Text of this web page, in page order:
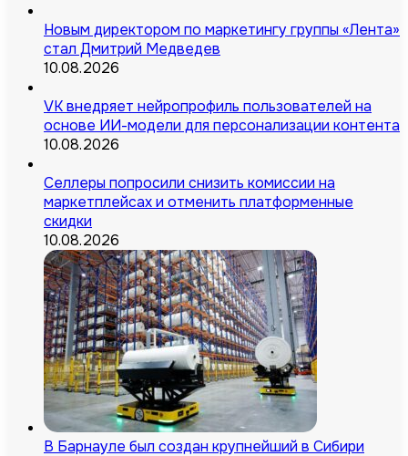
Новым директором по маркетингу группы «Лента»
стал Дмитрий Медведев
10.08.2026
VK внедряет нейропрофиль пользователей на
основе ИИ-модели для персонализации контента
10.08.2026
Селлеры попросили снизить комиссии на
маркетплейсах и отменить платформенные
скидки
10.08.2026
В Барнауле был создан крупнейший в Сибири